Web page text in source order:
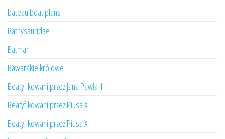
bateau boat plans
Bathysauridae
Batman
Bawarskie królowe
Beatyfikowani przez Jana Pawła II
Beatyfikowani przez Piusa X
Beatyfikowani przez Piusa XI